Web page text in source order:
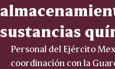
sustancias
Personal del Ejército
coordinación con la